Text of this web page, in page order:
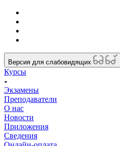
Версия для слабовидящих
Курсы
Экзамены
Преподаватели
О нас
Новости
Приложения
Сведения